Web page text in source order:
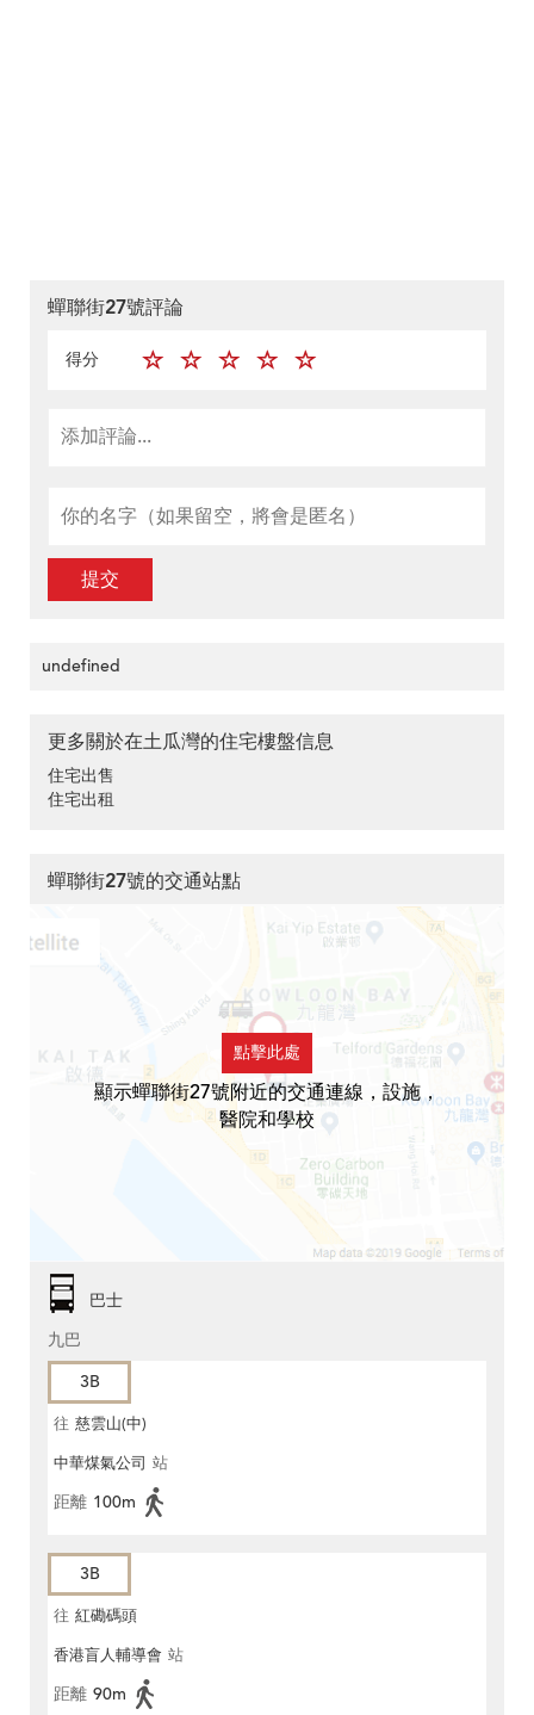
蟬聯街27號評論
得分
提交
undefined
更多關於在土瓜灣的住宅樓盤信息
住宅出售
住宅出租
蟬聯街27號的交通站點
點擊此處
顯示蟬聯街27號附近的交通連線，設施，
醫院和學校
巴士
九巴
3B
往 慈雲山(中)
中華煤氣公司 站
距離 100m
3B
往 紅磡碼頭
香港盲人輔導會 站
距離 90m